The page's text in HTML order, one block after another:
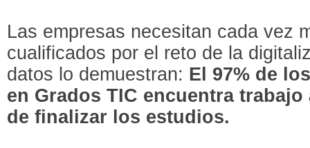
Las empresas necesitan cada vez
cualificados por el reto de la
datos lo demuestran: El 97% de
en Grados TIC encuentra
de finalizar los estudios.